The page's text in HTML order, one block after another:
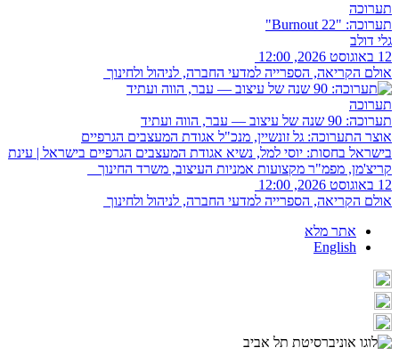
תערוכה
תערוכה: "Burnout 22"
גלי דולב
12 באוגוסט 2026, 12:00
אולם הקריאה, הספרייה למדעי החברה, לניהול ולחינוך
תערוכה
תערוכה: 90 שנה של עיצוב — עבר, הווה ועתיד
אוצר התערוכה: גל זונשיין, מנכ"ל אגודת המעצבים הגרפיים
בישראל בחסות: יוסי למל, נשיא אגודת המעצבים הגרפיים בישראל | עינת
קריצ'מן, מפמ"ר מקצועות אמניות העיצוב, משרד החינוך
12 באוגוסט 2026, 12:00
אולם הקריאה, הספרייה למדעי החברה, לניהול ולחינוך
אתר מלא
English